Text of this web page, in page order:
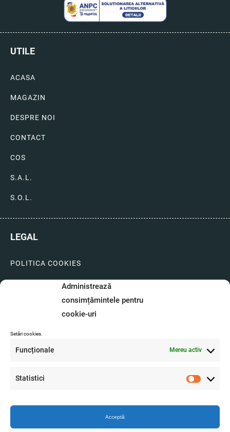
Administrează
consimțămintele pentru
cookie-uri
Setări cookies.
Funcționale Mereu activ
Statistici Statistici
Acceptă
UTILE
ACASA
MAGAZIN
DESPRE NOI
CONTACT
COS
S.A.L.
S.O.L.
LEGAL
POLITICA COOKIES
LIVRARI SI PLATI
GARANTIE SI SERVICE
A.N.P.C.